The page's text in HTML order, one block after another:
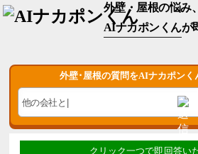
外壁・屋根の悩み
AIナカポンくんが
外壁･屋根の質問をAIナカポンく